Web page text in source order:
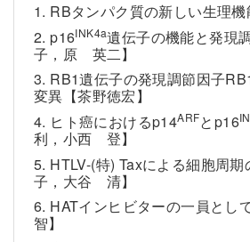
1. RBタンパク質の新しい生理機
2. p16INK4a遺伝子の機能と発現
子，原 英二】
3. RB1遺伝子の発現調節因子
変異【茶野徳宏】
4. ヒト癌におけるp14ARFとp16
利，小西 登】
5. HTLV-(特) Taxによる細胞周
子，大谷 清】
6. HATインヒビターの一員とし
智】